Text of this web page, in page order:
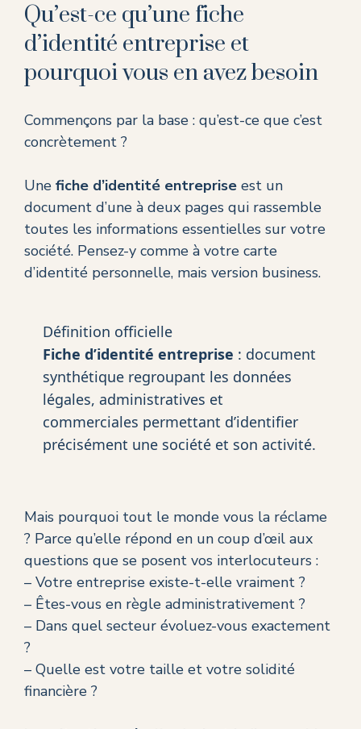
Qu’est-ce qu’une fiche
d’identité entreprise et
pourquoi vous en avez besoin
Commençons par la base : qu’est-ce que c’est
concrètement ?
Une fiche d’identité entreprise est un
document d’une à deux pages qui rassemble
toutes les informations essentielles sur votre
société. Pensez-y comme à votre carte
d’identité personnelle, mais version business.
Définition officielle
Fiche d’identité entreprise : document
synthétique regroupant les données
légales, administratives et
commerciales permettant d’identifier
précisément une société et son activité.
Mais pourquoi tout le monde vous la réclame
? Parce qu’elle répond en un coup d’œil aux
questions que se posent vos interlocuteurs :
– Votre entreprise existe-t-elle vraiment ?
– Êtes-vous en règle administrativement ?
– Dans quel secteur évoluez-vous exactement
?
– Quelle est votre taille et votre solidité
financière ?